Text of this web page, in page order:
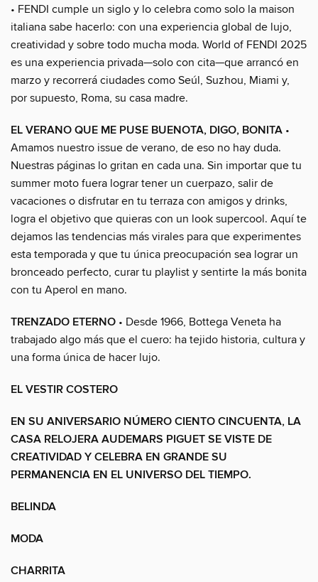
• FENDI cumple un siglo y lo celebra como solo la maison
italiana sabe hacerlo: con una experiencia global de lujo,
creatividad y sobre todo mucha moda. World of FENDI 2025
es una experiencia privada—solo con cita—que arrancó en
marzo y recorrerá ciudades como Seúl, Suzhou, Miami y,
por supuesto, Roma, su casa madre.
EL VERANO QUE ME PUSE BUENOTA, DIGO, BONITA •
Amamos nuestro issue de verano, de eso no hay duda.
Nuestras páginas lo gritan en cada una. Sin importar que tu
summer moto fuera lograr tener un cuerpazo, salir de
vacaciones o disfrutar en tu terraza con amigos y drinks,
logra el objetivo que quieras con un look supercool. Aquí te
dejamos las tendencias más virales para que experimentes
esta temporada y que tu única preocupación sea lograr un
bronceado perfecto, curar tu playlist y sentirte la más bonita
con tu Aperol en mano.
TRENZADO ETERNO • Desde 1966, Bottega Veneta ha
trabajado algo más que el cuero: ha tejido historia, cultura y
una forma única de hacer lujo.
EL VESTIR COSTERO
EN SU ANIVERSARIO NÚMERO CIENTO CINCUENTA, LA
CASA RELOJERA AUDEMARS PIGUET SE VISTE DE
CREATIVIDAD Y CELEBRA EN GRANDE SU
PERMANENCIA EN EL UNIVERSO DEL TIEMPO.
BELINDA
MODA
CHARRITA